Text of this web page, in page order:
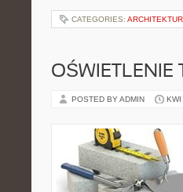
CATEGORIES:
OŚWIETLENIE
POSTED BY ADMIN